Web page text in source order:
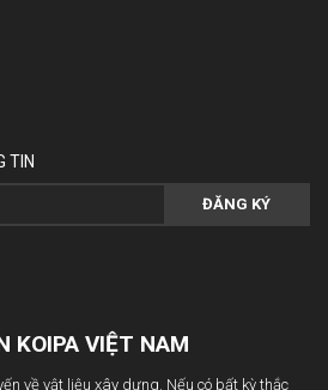
TIN
ĐĂNG KÝ
KOIPA VIỆT NAM
về vật liệu xây dựng. Nếu có bất kỳ thắc